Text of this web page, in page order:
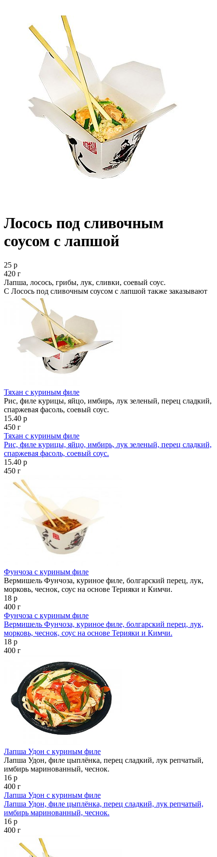
Лосось под сливочным
соусом с лапшой
25 р
420 г
Лапша, лосось, грибы, лук, сливки, соевый соус.
С Лосось под сливочным соусом с лапшой также заказывают
Тяхан с куриным филе
Рис, филе курицы, яйцо, имбирь, лук зеленый, перец сладкий,
спаржевая фасоль, соевый соус.
15.40 р
450 г
Тяхан с куриным филе
Рис, филе курицы, яйцо, имбирь, лук зеленый, перец сладкий,
спаржевая фасоль, соевый соус.
15.40 р
450 г
Фунчоза с куриным филе
Вермишель Фунчоза, куриное филе, болгарский перец, лук,
морковь, чеснок, соус на основе Терияки и Кимчи.
18 р
400 г
Фунчоза с куриным филе
Вермишель Фунчоза, куриное филе, болгарский перец, лук,
морковь, чеснок, соус на основе Терияки и Кимчи.
18 р
400 г
Лапша Удон с куриным филе
Лапша Удон, филе цыплёнка, перец сладкий, лук репчатый,
имбирь маринованный, чеснок.
16 р
400 г
Лапша Удон с куриным филе
Лапша Удон, филе цыплёнка, перец сладкий, лук репчатый,
имбирь маринованный, чеснок.
16 р
400 г